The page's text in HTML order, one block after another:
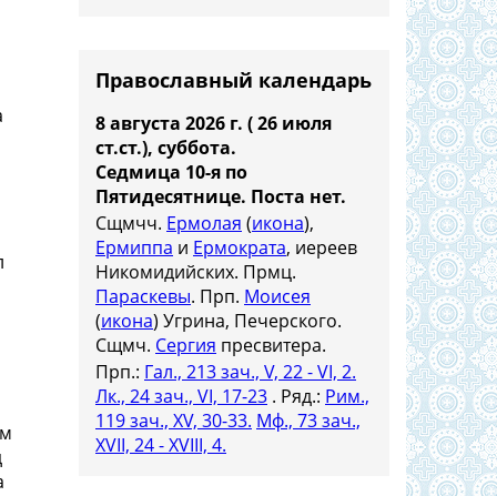
Православный календарь
8 августа 2026 г. ( 26 июля
ст.ст.), суббота.
Седмица 10-я по
Пятидесятнице. Поста нет.
Сщмчч. Ермолая (икона),
Ермиппа и Ермократа, иереев
Никомидийских. Прмц.
Параскевы. Прп. Моисея
(икона) Угрина, Печерского.
Сщмч. Сергия пресвитера.
Прп.: Гал., 213 зач., V, 22 - VI, 2.
Лк., 24 зач., VI, 17-23 . Ряд.: Рим.,
119 зач., XV, 30-33. Мф., 73 зач.,
XVII, 24 - XVIII, 4.